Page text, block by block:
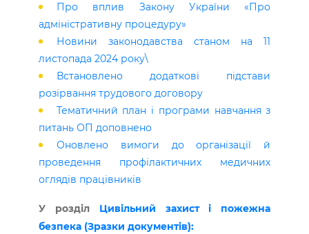
Про вплив Закону України «Про
адміністративну процедуру»
Новини законодавства станом на 11
листопада 2024 року\
Встановлено додаткові підстави
розірвання трудового договору
Тематичний план і програми навчання з
питань ОП доповнено
Оновлено вимоги до організації й
проведення профілактичних медичних
оглядів працівників
У розділ Цивільний захист і пожежна
безпека (Зразки документів):